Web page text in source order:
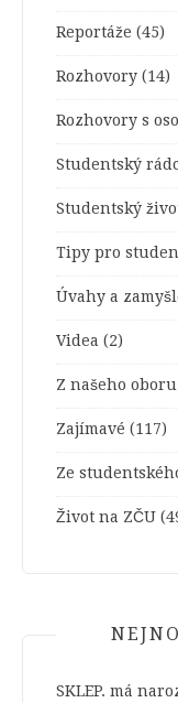
Reportáže (45)
Rozhovory (14)
Rozhovory s
Studentský
Studentský
Tipy pro
Úvahy a
Videa (2)
Z našeho oboru
Zajímavé (117)
Ze
Život na ZČU
SKLEP. má